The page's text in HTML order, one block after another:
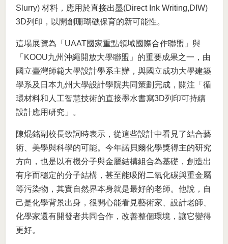
Slurry) 材料，應用於直接出墨(Direct Ink Writing,DIW)
3D列印，以開創珊瑚礁保育的新可能性。
這場展覽為「UAAT國家重點領域國際合作聯盟」與
「KOOU九州沖繩開放大學聯盟」的重要成果之一，由
國立臺灣師範大學設計學系主辦，與國立成功大學建築
學系及日本九州大學設計學院共同策劃完成，關注「循
環材料和人工智慧技術的直接墨水書寫3D列印可持續
設計應用研究」。
陳焜銘副校長致詞時表示，從這些設計中看見了結合藝
術、美學與科學的可能。今年諾貝爾化學獎得主的研究
方向，也是以有機分子與金屬結構組合為基礎，創造出
有序而穩定的分子結構，甚至能吸附二氧化碳與重金屬
等污染物，其實自然界本身就是最好的老師。他說，自
己是化學背景出身，很開心能看見藝術家、設計老師、
化學家還有開發者共同合作，改善整個環境，讓它變得
更好。